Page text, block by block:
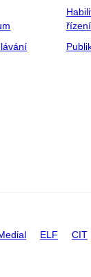
řízení
ELF CIT